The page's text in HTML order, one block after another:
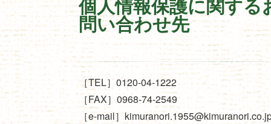
問い合わせ先
［TEL］0120-04-1222
［FAX］0968-74-2549
［e-mail］